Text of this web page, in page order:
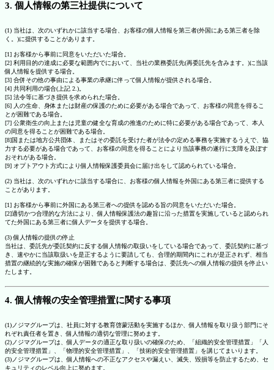
3. 個人情報の第三社提供について
(1) 当社は、次のいずれかに該当する場合、お客様の個人情報を第三者(外国にある第三者を除
く。)に提供することがあります。
[1] お客様から事前に同意をいただいた場合。
[2] 利用目的の達成に必要な範囲内でにおいて、当社の業務委託先(再委託先を含みます。)に当該
個人情報を提供する場合。
[3] 合併その他の事由による事業の承継に伴って個人情報が提供される場合。
[4] 共同利用の場合(上記 2.)。
[5] 法令等に基づき提供を求められた場合。
[6] 人の生命、身体または財産の保護のために必要がある場合であって、お客様の同意を得るこ
とが困難である場合。
[7] 公衆衛生の向上または児童の健全な育成の推進のために特に必要がある場合であって、本人
の同意を得ることが困難である場合。
[8]国または地方公共団体、またはその委託を受けた者が法令の定める事務を実施するうえで、協
力する必要がある場合であって、お客様の同意を得ることにより当該事務の遂行に支障を及ぼす
おそれがある場合。
[9] オプトアウト方式により個人情報保護委員会に届け出をして認められている場合。
(2) 当社は、次のいずれかに該当する場合に、お客様の個人情報を外国にある第三者に提供する
ことがあります。
[1] お客様から事前に外国にある第三者への提供を認める旨の同意をいただいた場合。
[2]適切かつ合理的な方法により、個人情報保護法の趣旨に沿った措置を実施していると認められ
てた外国にある第三者に個人データを提供する場合。
(3) 個人情報の提供の停止
当社は、委託先が委託契約に反する個人情報の取扱いをしている場合であって、委託契約に基づ
き、速やかに当該取扱いを是正するように要請しても、合理的期間内にこれが是正されず、相当
措置の継続的な実施の確保が困難であると判断する場合は、委託先への個人情報の提供を停止い
たします。
4. 個人情報の安全管理措置に関する事項
(1)ノジマグループは、社員に対する教育啓蒙活動を実施するほか、個人情報を取り扱う部門にそ
れぞれ責任者を置き、個人情報の適切な管理に努めます。
(2)ノジマグループは、個人データの適正な取り扱いの確保のため、「組織的安全管理措置」「人
的安全管理措置」、「物理的安全管理措置」、「技術的安全管理措置」を講じてまいります。
(3)ノジマグループは、個人情報への不正なアクセスや漏えい、滅失、毀損等を防止するため、セ
キュリティのレベル向上に努めます。